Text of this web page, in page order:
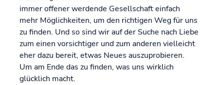
immer offener werdende Gesellschaft einfach
mehr Möglichkeiten, um den richtigen Weg für uns
zu finden. Und so sind wir auf der Suche nach Liebe
zum einen vorsichtiger und zum anderen vielleicht
eher dazu bereit, etwas Neues auszuprobieren.
Um am Ende das zu finden, was uns wirklich
glücklich macht.